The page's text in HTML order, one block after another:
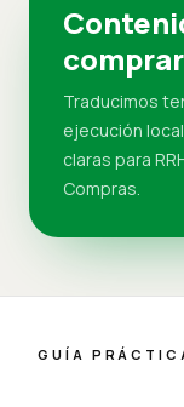
MERCADO
RD
Traducimos
ejecución
claras para
Compras.
GUÍA